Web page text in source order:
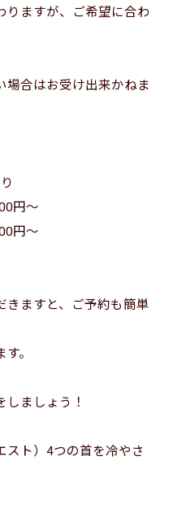
りますが、ご希望に合わ
合はお受け出来かねま
～
～
きますと、ご予約も簡単
。
ましょう！
スト）4つの首を冷やさ